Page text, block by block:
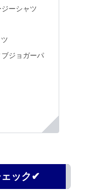
ーシャツ
ジョガーパ
ック✔